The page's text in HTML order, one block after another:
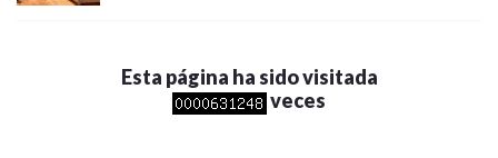
Esta página ha sido visitada
veces